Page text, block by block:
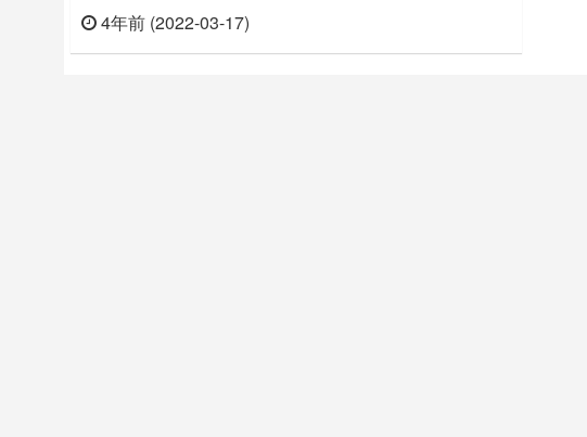
术，不是用关键词来搜索。如果你嫌安装插件太麻烦，也可以直接到
TinEye的网站去使用这个功能。网……
4年前 (2022-03-17)